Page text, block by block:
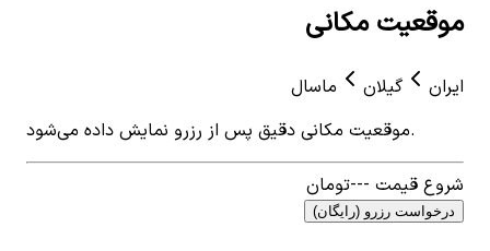
موقعیت مکانی
ایران گیلان
ماسال
موقعیت مکانی دقیق پس از رزرو نمایش داده می‌شود.
شروع قیمت ---تومان
درخواست رزرو (رایگان)